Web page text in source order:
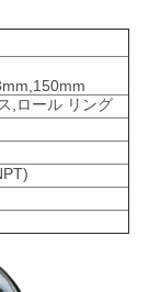
,ロール リング